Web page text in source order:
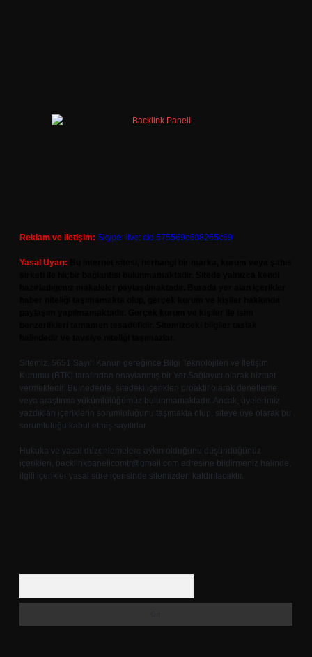
Reklam ve İletişim: Skype: live:.cid.575569c608265c69
Yasal Uyarı:
Sitemiz, 5651 Sayılı Kanun gereğince Bilgi Teknolojileri ve İletişim
Kurumu (BTK) tarafından onaylanmış bir Yer Sağlayıcı olarak hizmet
vermektedir. Bu nedenle, sitedeki içerikleri proaktif olarak denetleme
veya araştırma yükümlülüğümüz bulunmamaktadır. Ancak, üyelerimiz
yazdıkları içeriklerin sorumluluğunu taşımakta olup, siteye üye olarak bu
sorumluluğu kabul etmiş sayılırlar.
Hukuka ve yasal düzenlemelere aykırı olduğunu düşündüğünüz
içerikleri, backlinkpanelicomtr@gmail.com adresine bildirmeniz halinde,
ilgili içerikler yasal süre içerisinde sitemizden kaldırılacaktır.